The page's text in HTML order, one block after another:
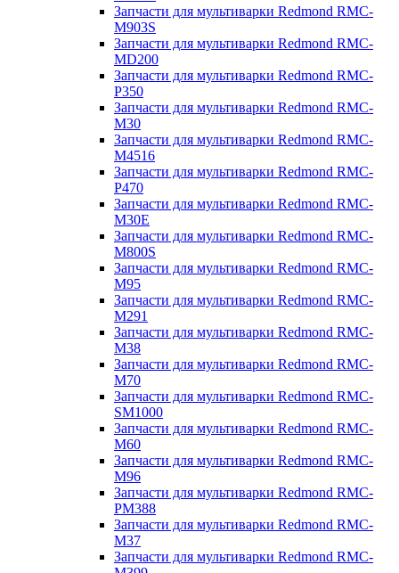
Запчасти для мультиварки Redmond RMC-
M903S
Запчасти для мультиварки Redmond RMC-
MD200
Запчасти для мультиварки Redmond RMC-
P350
Запчасти для мультиварки Redmond RMC-
M30
Запчасти для мультиварки Redmond RMC-
M4516
Запчасти для мультиварки Redmond RMC-
P470
Запчасти для мультиварки Redmond RMC-
M30E
Запчасти для мультиварки Redmond RMC-
M800S
Запчасти для мультиварки Redmond RMC-
M95
Запчасти для мультиварки Redmond RMC-
M291
Запчасти для мультиварки Redmond RMC-
M38
Запчасти для мультиварки Redmond RMC-
M70
Запчасти для мультиварки Redmond RMC-
SM1000
Запчасти для мультиварки Redmond RMC-
M60
Запчасти для мультиварки Redmond RMC-
M96
Запчасти для мультиварки Redmond RMC-
PM388
Запчасти для мультиварки Redmond RMC-
M37
Запчасти для мультиварки Redmond RMC-